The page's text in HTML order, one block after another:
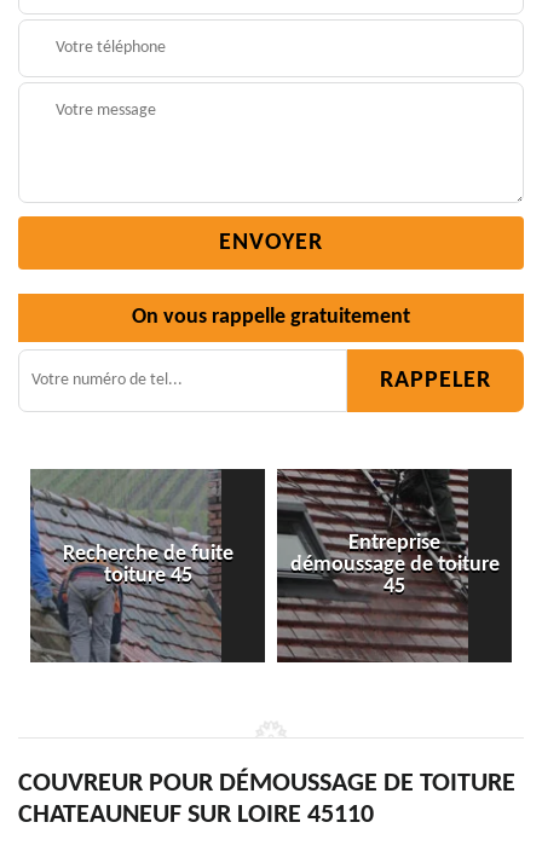
On vous rappelle gratuitement
Entreprise
démoussage de toiture
45
Isolation toiture 45
COUVREUR POUR DÉMOUSSAGE DE TOITURE
CHATEAUNEUF SUR LOIRE 45110